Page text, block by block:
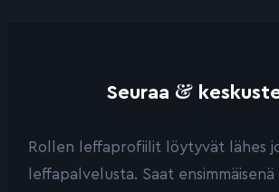
Seuraa &
Rollen leffaprofiilit löytyvät lähes
leffapalvelusta. Saat